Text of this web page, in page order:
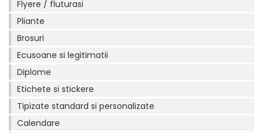
Flyere / fluturasi
Pliante
Brosuri
Ecusoane si legitimatii
Diplome
Etichete si stickere
Tipizate standard si personalizate
Calendare